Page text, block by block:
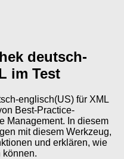
deutsch-
im Test
englisch(US) für XML
Best-Practice-
Management. In diesem
mit diesem Werkzeug,
und erklären, wie
können.